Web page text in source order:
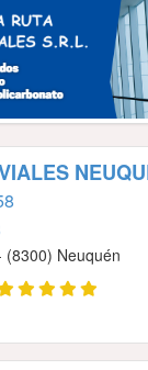
(8300) Neuquén